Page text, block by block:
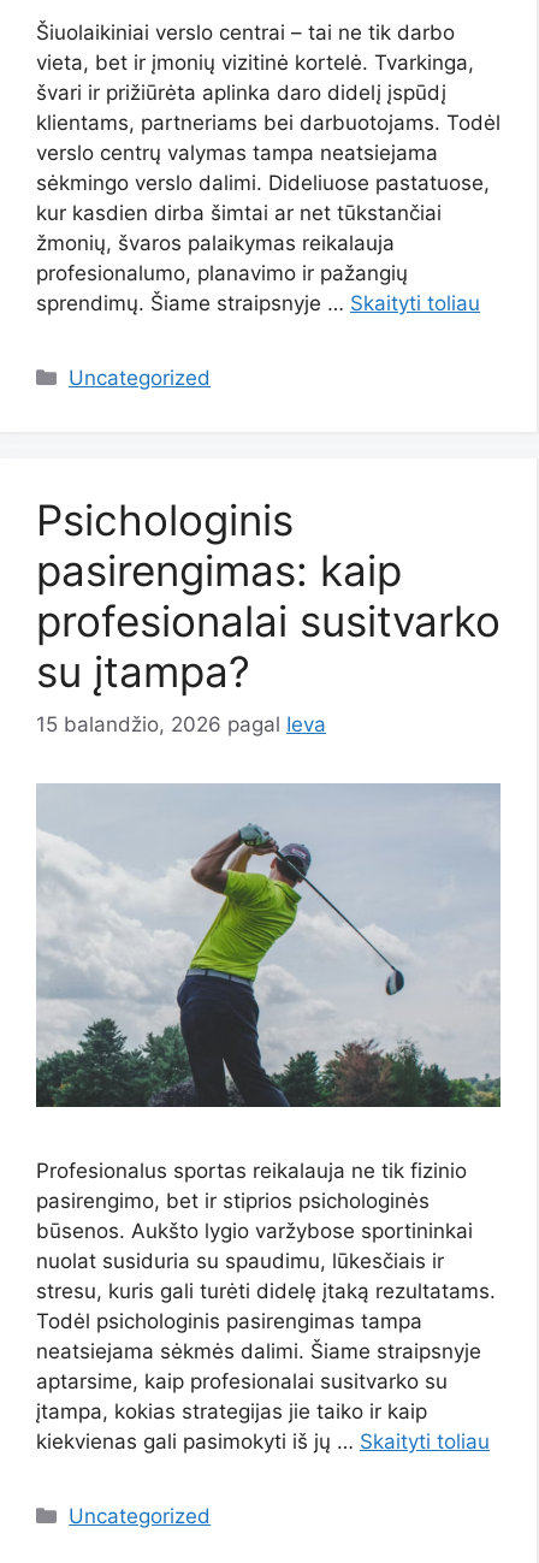
Šiuolaikiniai verslo centrai – tai ne tik darbo
vieta, bet ir įmonių vizitinė kortelė. Tvarkinga,
švari ir prižiūrėta aplinka daro didelį įspūdį
klientams, partneriams bei darbuotojams. Todėl
verslo centrų valymas tampa neatsiejama
sėkmingo verslo dalimi. Dideliuose pastatuose,
kur kasdien dirba šimtai ar net tūkstančiai
žmonių, švaros palaikymas reikalauja
profesionalumo, planavimo ir pažangių
sprendimų. Šiame straipsnyje … Skaityti toliau
Kategorijos
Uncategorized
Psichologinis
pasirengimas: kaip
profesionalai susitvarko
su įtampa?
15 balandžio, 2026 pagal Ieva
Profesionalus sportas reikalauja ne tik fizinio
pasirengimo, bet ir stiprios psichologinės
būsenos. Aukšto lygio varžybose sportininkai
nuolat susiduria su spaudimu, lūkesčiais ir
stresu, kuris gali turėti didelę įtaką rezultatams.
Todėl psichologinis pasirengimas tampa
neatsiejama sėkmės dalimi. Šiame straipsnyje
aptarsime, kaip profesionalai susitvarko su
įtampa, kokias strategijas jie taiko ir kaip
kiekvienas gali pasimokyti iš jų … Skaityti toliau
Kategorijos
Uncategorized